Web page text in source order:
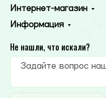
Интернет-магазин
Информация
Не нашли, что искали?